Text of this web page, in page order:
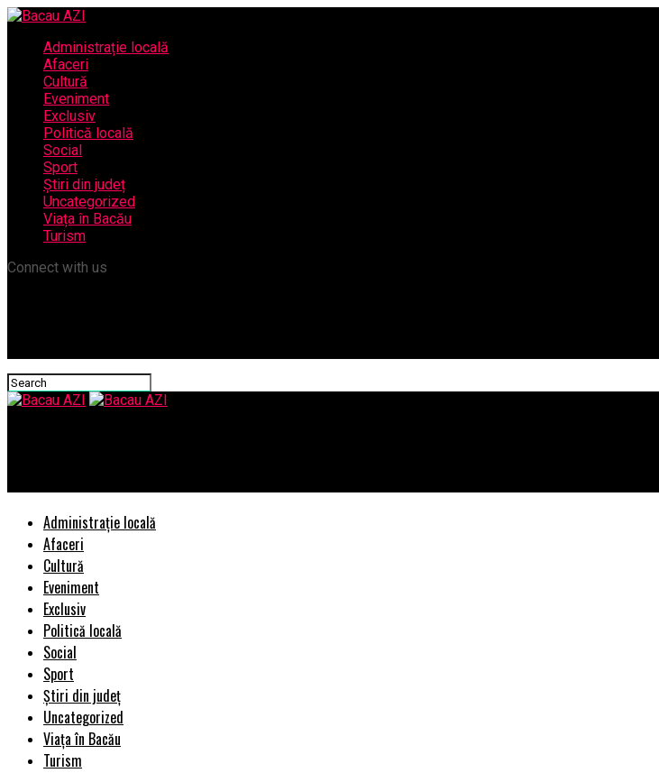
Administrație locală
Afaceri
Cultură
Eveniment
Exclusiv
Politică locală
Social
Sport
Știri din județ
Uncategorized
Viața în Bacău
Turism
Connect with us
Administrație locală
Afaceri
Cultură
Eveniment
Exclusiv
Politică locală
Social
Sport
Știri din județ
Uncategorized
Viața în Bacău
Turism